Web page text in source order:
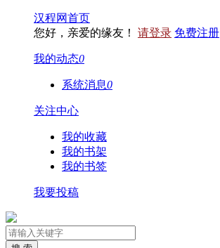
汉程网首页
您好，亲爱的缘友！ 请登录 免费注册
我的动态0
系统消息0
关注中心
我的收藏
我的书架
我的书签
我要投稿